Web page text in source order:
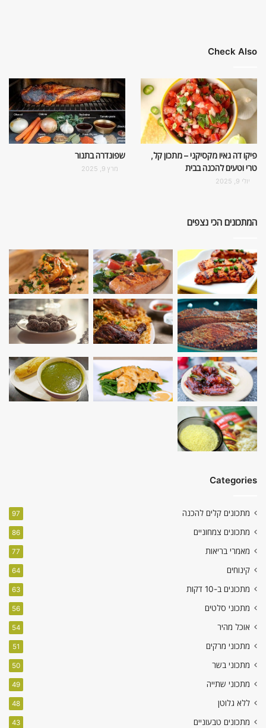
Check Also
פיקו דה גאיו מקסיקני – מתכון קל,
טרי וטעים להכנה בבית
יולי 9, 2025
שפונדרה בתנור
מרץ 9, 2025
המתכונים הכי נצפים
Categories
מתכונים קלים להכנה 97
מתכונים צמחוניים 86
מאמרי בריאות 77
קינוחים 64
מתכונים ב-10 דקות 63
מתכוני סלטים 56
אוכל מהיר 54
מתכוני מרקים 51
מתכוני בשר 50
מתכוני שתייה 49
ללא גלוטן 48
מתכונים טבעוניים 43